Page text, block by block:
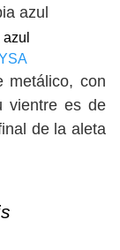
metálico, con
vientre es de
de la aleta